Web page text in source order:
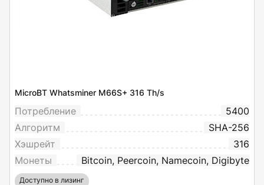
MicroBT Whatsminer M66S+ 316 Th/s
Потребление
5400
Алгоритм
SHA-256
Хэшрейт
316
Монеты
Bitcoin, Peercoin, Namecoin, Digibyte
Доступно в лизинг